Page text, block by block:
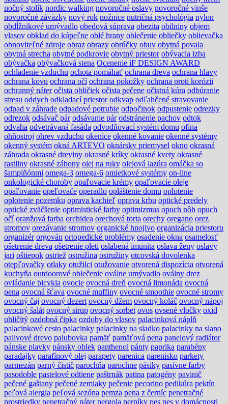
nočný stolík nordic walking novoročné oslavy novoročné vinše
novoročné záväzky nový rok nožnice nutričná psychológia nylon
obdĺžnikové umývadlo obedová súprava obezita obilniny objem
vlasov obklad do kúpeľne oblé hrany oblečenie obliečky oblievačka
obnoviteľné zdroje obraz obrazy obrúčky obuv obytná povala
obytná strecha obytné podkrovie obytný priestor obývacia izba
obývačka obývačková stena Ocenenie iF DESIGN AWARD
ochladenie vzduchu ochota pomáhať ochrana dreva ochrana hlavy
ochrana kovu ochrana očí ochrana pokožky ochrana proti korózii
ochranný náter očista obličiek očista pečene očistná kúra odbúranie
stresu oddych odkladací priestor odkvap odľahčené stravovanie
odpad v záhrade odpadové potrubie odpočinok odpustenie odrezky
odrezok odsávač pár odsávanie pár odstránenie pachov odtok
odvaha odvetrávaná fasáda odvodňovací systém domu ofina
ohňostroj ohrev vzduchu okenice okenné kovanie okenné systémy
okenný systém okná ARTEVO oknársky priemysel okno okrasná
záhrada okrasné dreviny okrasné kríky okrasné kvety okrasné
rastliny okrasné záhony olej na ruky olejová lazúra omáčka so
šampiňónmi omega-3 omega-6 omietkové systémy on-line
onkologické choroby opaľovacie krémy opaľovacie oleje
opaľovanie opeľovače operadlo opláštenie domu oplotenie
oplotenie pozemku oprava kachieľ oprava krbu optické predely
optické zväčšenie optimistické farby optimizmus opuch nôh opuch
očí oranžová farba orchidea orechová torta orechy oregano orez
stromov orezávanie stromov organické hnojivo organizácia priestoru
organizér orgován ortopedické problémy osadenie okna osamelosť
ošetrenie dreva ošetrenie pleti oslabená imunita oslava ženy oslavy
jari oštiepok ostriež ostružina ostružiny otcovská dovolenka
otepľovačky otlaky otužilci otužovanie otvorená dispozícia otvorená
kuchyňa outdoorové oblečenie oválne umývadlo oválny drez
ovládanie bicykla ovocie ovocná dreň ovocná limonáda ovocná
pena ovocná šťava ovocné muffiny ovocné smoothie ovocné stromy
ovocný čaj ovocný dezert ovocný džem ovocný koláč ovocný nápoj
ovocný šalát ovocný sirup ovocný sorbet ovos ovsené vločky oxid
uhličitý ozdobná čipka ozdoby do vlasov palacinková náplň
palacinkové cesto palacinky palacinky na sladko palacinky na slano
palivové drevo palubovka pamäť pamäťová pena panelový radiátor
pánske plavky pánsky oblek panthenol pánty paprika parabény
paradajky parafínový olej parapety parenica parenisko parkety
parmezán parný čistič parochňa parochne pásiky pasívne farby
pasodoble pastelové odtiene paštrnák patina patogény pavinič
pečené gaštany pečené zemiaky pečenie pecorino pedikúra pektín
peľová alergia peľová sezóna pemza pena z černíc penetračné
prostriedky penetračný náter pergola perníky pes pes v domácnosti